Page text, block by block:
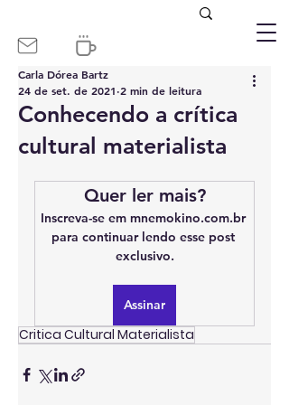
Conhecendo a crítica
cultural materialista
Carla Dórea Bartz
24 de set. de 2021 2 min de leitura
Quer ler mais?
Inscreva-se em mnemokino.com.br
para continuar lendo esse post
exclusivo.
Assinar
Critica Cultural Materialista